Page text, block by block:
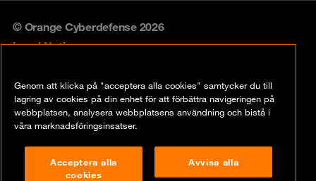
© Orange Cyberdefense 2026
Legal Notice
Vulnerability policy
Compliance
Genom att klicka på "acceptera alla cookies" samtycker du till
lagring av cookies på din enhet för att förbättra navigeringen på
webbplatsen, analysera webbplatsens användning och bistå i
våra marknadsföringsinsatser.
Acceptera alla
cookies
Avvisa alla